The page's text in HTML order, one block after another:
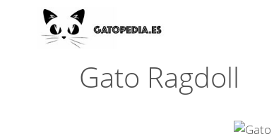
Gato Ragdoll